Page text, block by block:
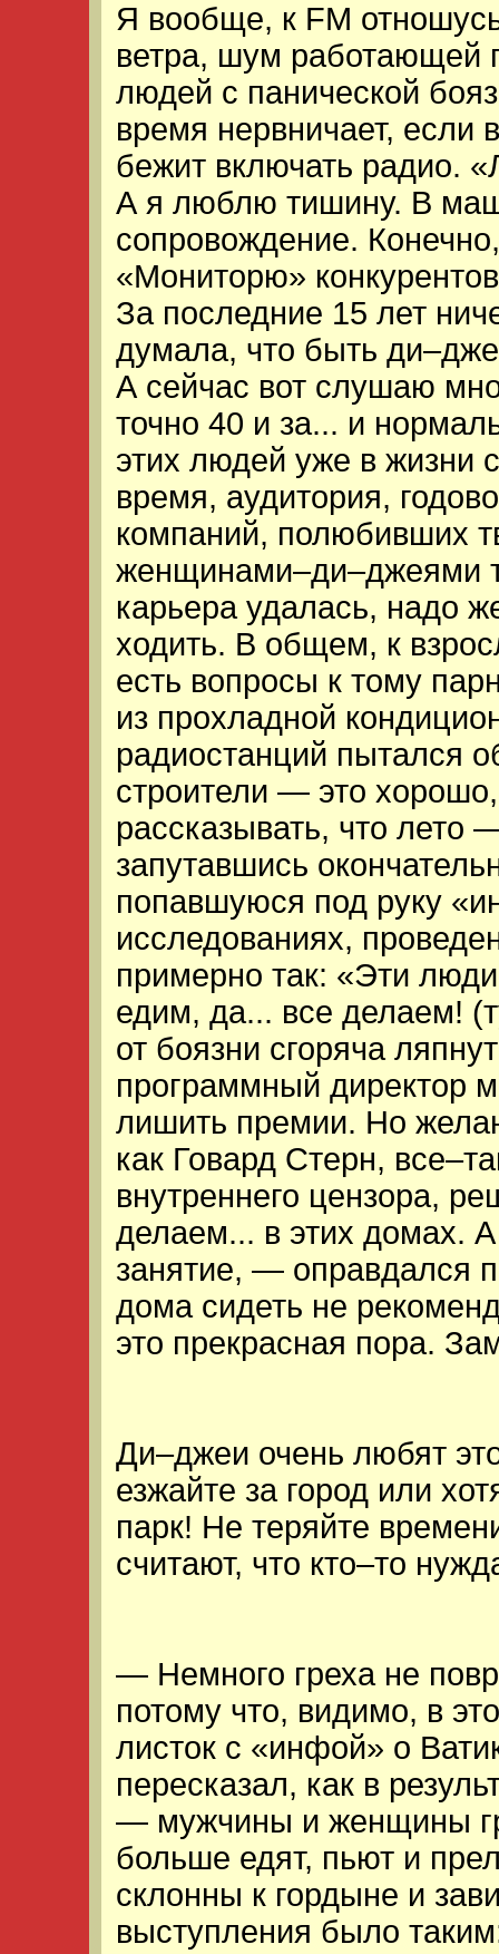
Я вообще, к FM
ветра, шум работающей
людей с панической
время нервничает, если
бежит включать радио.
А я люблю тишину. В
сопровождение.
«Мониторю»
За последние 15 лет
думала, что быть
А сейчас вот слушаю
точно 40 и за... и
этих людей уже в
время, аудитория,
компаний, полюбивших
женщинами–ди–джеями
карьера удалась, надо
ходить. В общем, к
есть вопросы к тому
из прохладной
радиостанций пытался
строители — это
рассказывать, что лето
запутавшись
попавшуюся под руку
исследованиях,
примерно так: «Эти
едим, да... все делаем!
от боязни сгоряча
программный директор
лишить премии. Но
как Говард Стерн,
внутреннего цензора,
делаем... в этих домах.
занятие, — оправдался
дома сидеть не
это прекрасная пора.
Ди–джеи очень любят
езжайте за город или
парк! Не теряйте
считают, что кто–то
— Немного греха не
потому что, видимо, в
листок с «инфой» о
пересказал, как в
— мужчины и женщины
больше едят, пьют и
склонны к гордыне и
выступления было